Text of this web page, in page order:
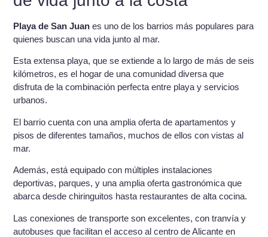
Playa de San Juan es uno de los barrios más populares para
quienes buscan una vida junto al mar.
Esta extensa playa, que se extiende a lo largo de más de seis
kilómetros, es el hogar de una comunidad diversa que
disfruta de la combinación perfecta entre playa y servicios
urbanos.
El barrio cuenta con una amplia oferta de apartamentos y
pisos de diferentes tamaños, muchos de ellos con vistas al
mar.
Además, está equipado con múltiples instalaciones
deportivas, parques, y una amplia oferta gastronómica que
abarca desde chiringuitos hasta restaurantes de alta cocina.
Las conexiones de transporte son excelentes, con tranvía y
autobuses que facilitan el acceso al centro de Alicante en